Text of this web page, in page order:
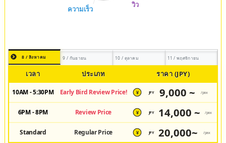
8 / สิงหาคม 9 / กันยายน 10 / ตุลาคม 11 / พฤศจิกายน
เวลา ประเภท ราคา (JPY)
10AM - 5:30PM Early Bird Review Price! ¥ JPY 9,000 ~ /pax
6PM - 8PM Review Price ¥ JPY 14,000 ~ /pax
Standard Regular Price ¥ JPY 20,000~ /pax